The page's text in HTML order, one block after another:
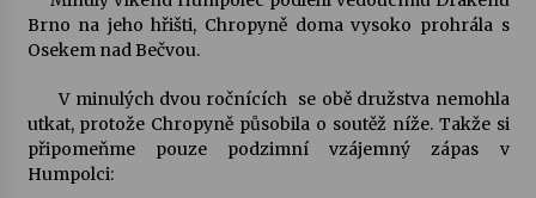
Brno na jeho hřišti, Chropyně doma vysoko prohrála s
Osekem nad Bečvou.
V minulých dvou ročnících se obě družstva nemohla
utkat, protože Chropyně působila o soutěž níže. Takže si
připomeňme pouze podzimní vzájemný zápas v
Humpolci: